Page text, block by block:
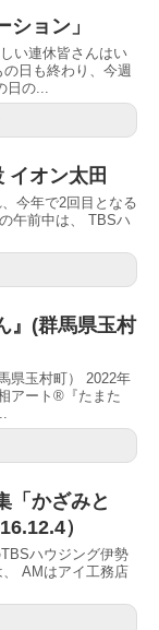
ョン」
い連休皆さんはい
日も終わり、今週
日の...
オン太田
今年で2回目となる
午前中は、 TBSハ
』(群馬県玉村
県玉村町） 2022年
アート®︎『たまた
「かざみと
）
ハウジング伊勢
AMはアイ工務店